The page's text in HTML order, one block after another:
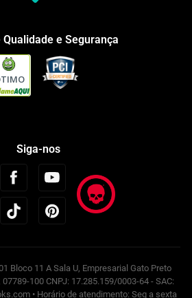
Qualidade e Segurança
Siga-nos
Bloco 11 A Sala U, Empresarial Gato Preto
100 CNPJ: 17.285.159/0003-64 - SAC:
• Horário de atendimento: Seg a sexta